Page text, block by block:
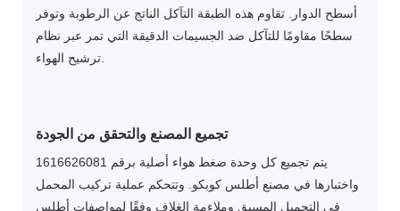
أسطح الدوار. تقاوم هذه الطبقة التآكل الناتج عن الرطوبة وتوفر
سطحًا مقاومًا للتآكل ضد الجسيمات الدقيقة التي تمر عبر نظام
ترشيح الهواء.
تجميع المصنع والتحقق من الجودة
يتم تجميع كل وحدة ضغط هواء أصلية برقم 1616626081
واختبارها في مصنع أطلس كوبكو. وتتحكم عملية تركيب المحمل
في التحميل المسبق وملاءمة الغلاف وفقًا لمواصفات أطلس